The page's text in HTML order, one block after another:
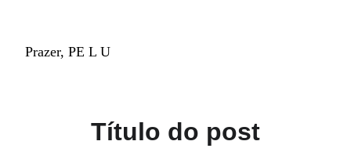
Prazer, PE L U
Título do post